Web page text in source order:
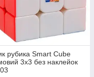
рубика Smart Cube
3х3 без наклейок